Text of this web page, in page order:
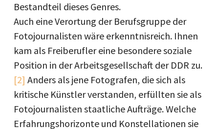
Bestandteil dieses Genres.
Auch eine Verortung der Berufsgruppe der
Fotojournalisten wäre erkenntnisreich. Ihnen
kam als Freiberufler eine besondere soziale
Position in der Arbeitsgesellschaft der DDR zu.
[2] Anders als jene Fotografen, die sich als
kritische Künstler verstanden, erfüllten sie als
Fotojournalisten staatliche Aufträge. Welche
Erfahrungshorizonte und Konstellationen sie